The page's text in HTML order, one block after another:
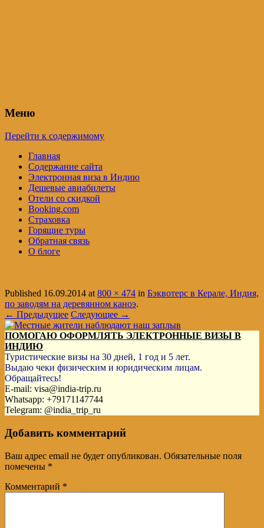
Меню
Перейти к содержимому
Главная
Содержание сайта
Электронная виза в Индию
Дешевые авиабилеты
Отели со скидкой
Booking.com
Страховка
Горящие туры
Обратная связь
О блоге
Published 16.09.2014 at800 × 474 in Бэквотерс в Керале, Индия,
по заводям на деревянном каноэ.
← Предыдущее Следующее →
ПОМОГАЮ ОФОРМЛЯТЬ ЭЛЕКТРОННЫЕ ВИЗЫ В
ИНДИЮ
Туристические визы на 30 дней, 1 год и 5 лет.
Выдаю чеки физическим и юридическим лицам.
Обращайтесь!
E-mail: visa@india-trip.ru
Whatsapp: +79171147744
Telegram: @india_trip_ru
Добавить комментарий
Ваш адрес email не будет опубликован. Обязательные поля
помечены *
Комментарий *